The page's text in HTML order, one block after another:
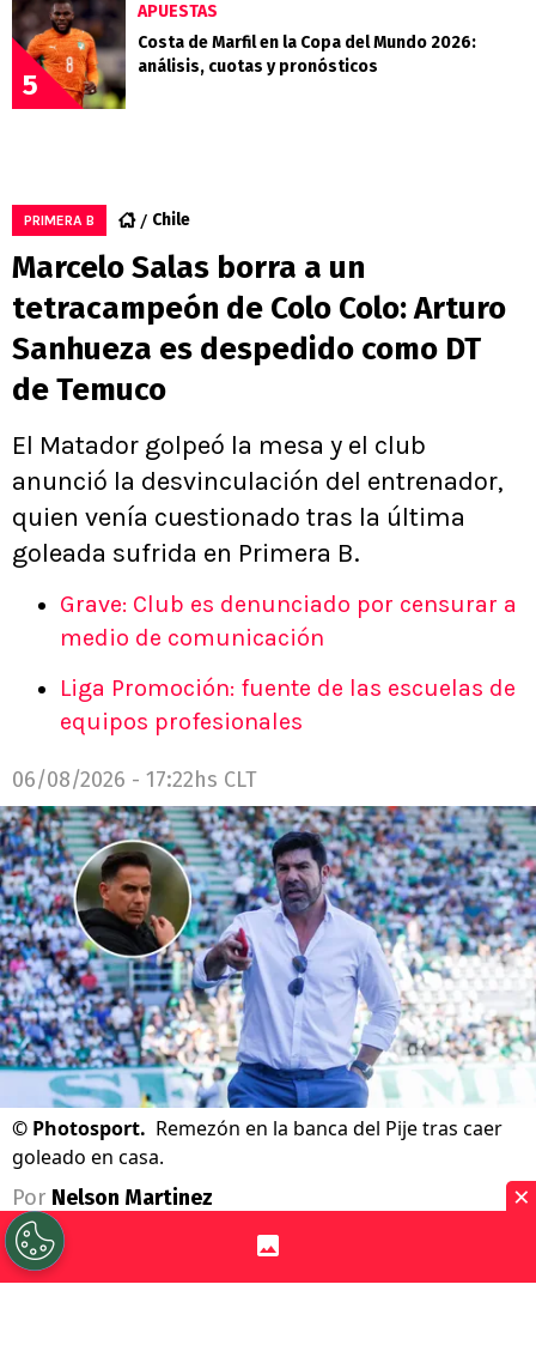
5
APUESTAS
Costa de Marfil en la Copa del Mundo 2026:
análisis, cuotas y pronósticos
PRIMERA B Chile
Marcelo Salas borra a un
tetracampeón de Colo Colo: Arturo
Sanhueza es despedido como DT
de Temuco
El Matador golpeó la mesa y el club
anunció la desvinculación del entrenador,
quien venía cuestionado tras la última
goleada sufrida en Primera B.
Grave: Club es denunciado por censurar a
medio de comunicación
Liga Promoción: fuente de las escuelas de
equipos profesionales
06/08/2026 - 17:22hs CLT
© Photosport. Remezón en la banca del Pije tras caer
goleado en casa.
Por Nelson Martinez ×